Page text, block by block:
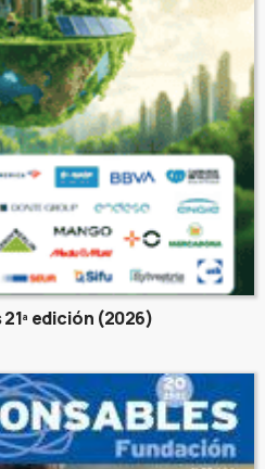
edición (2026)